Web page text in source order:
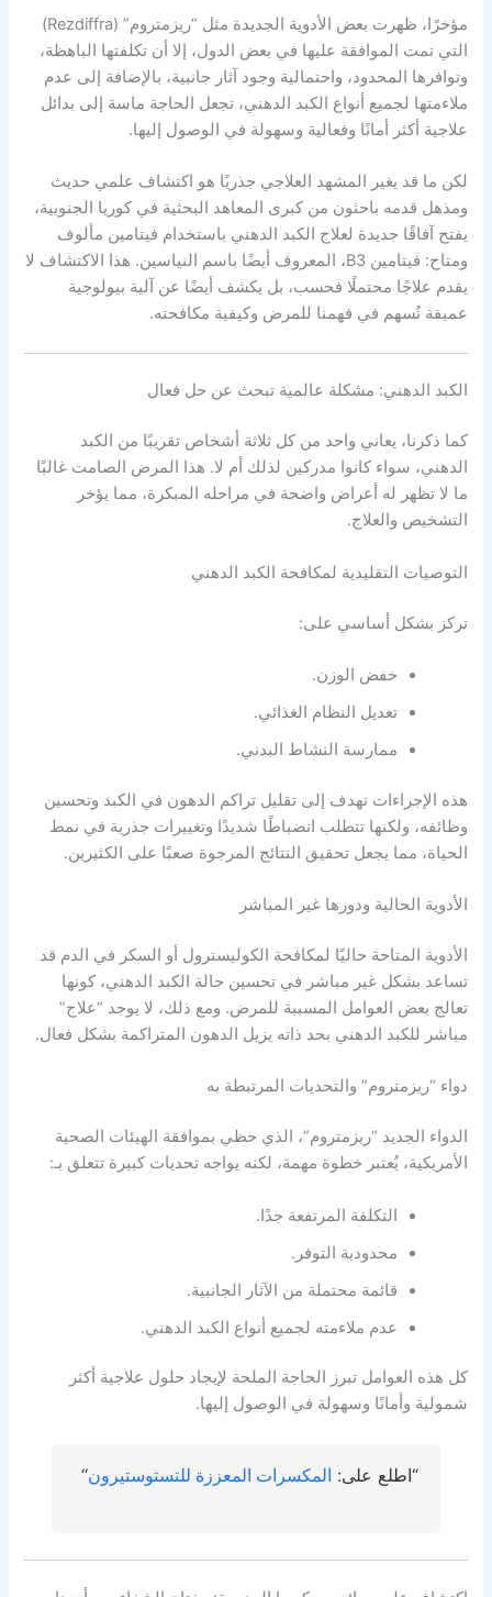
مؤخرًا، ظهرت بعض الأدوية الجديدة مثل “ريزمتروم” (Rezdiffra)
التي تمت الموافقة عليها في بعض الدول، إلا أن تكلفتها الباهظة،
وتوافرها المحدود، واحتمالية وجود آثار جانبية، بالإضافة إلى عدم
ملاءمتها لجميع أنواع الكبد الدهني، تجعل الحاجة ماسة إلى بدائل
علاجية أكثر أمانًا وفعالية وسهولة في الوصول إليها.
لكن ما قد يغير المشهد العلاجي جذريًا هو اكتشاف علمي حديث
ومذهل قدمه باحثون من كبرى المعاهد البحثية في كوريا الجنوبية،
يفتح آفاقًا جديدة لعلاج الكبد الدهني باستخدام فيتامين مألوف
ومتاح: فيتامين B3، المعروف أيضًا باسم النياسين. هذا الاكتشاف لا
يقدم علاجًا محتملًا فحسب، بل يكشف أيضًا عن آلية بيولوجية
عميقة تُسهم في فهمنا للمرض وكيفية مكافحته.
الكبد الدهني: مشكلة عالمية تبحث عن حل فعال
كما ذكرنا، يعاني واحد من كل ثلاثة أشخاص تقريبًا من الكبد
الدهني، سواء كانوا مدركين لذلك أم لا. هذا المرض الصامت غالبًا
ما لا تظهر له أعراض واضحة في مراحله المبكرة، مما يؤخر
التشخيص والعلاج.
التوصيات التقليدية لمكافحة الكبد الدهني
تركز بشكل أساسي على:
خفض الوزن.
تعديل النظام الغذائي.
ممارسة النشاط البدني.
هذه الإجراءات تهدف إلى تقليل تراكم الدهون في الكبد وتحسين
وظائفه، ولكنها تتطلب انضباطًا شديدًا وتغييرات جذرية في نمط
الحياة، مما يجعل تحقيق النتائج المرجوة صعبًا على الكثيرين.
الأدوية الحالية ودورها غير المباشر
الأدوية المتاحة حاليًا لمكافحة الكوليسترول أو السكر في الدم قد
تساعد بشكل غير مباشر في تحسين حالة الكبد الدهني، كونها
تعالج بعض العوامل المسببة للمرض. ومع ذلك، لا يوجد “علاج”
مباشر للكبد الدهني بحد ذاته يزيل الدهون المتراكمة بشكل فعال.
دواء “ريزمتروم” والتحديات المرتبطة به
الدواء الجديد “ريزمتروم”، الذي حظي بموافقة الهيئات الصحية
الأمريكية، يُعتبر خطوة مهمة، لكنه يواجه تحديات كبيرة تتعلق بـ:
التكلفة المرتفعة جدًا.
محدودية التوفر.
قائمة محتملة من الآثار الجانبية.
عدم ملاءمته لجميع أنواع الكبد الدهني.
كل هذه العوامل تبرز الحاجة الملحة لإيجاد حلول علاجية أكثر
شمولية وأمانًا وسهولة في الوصول إليها.
“اطلع على: المكسرات المعززة للتستوستيرون“